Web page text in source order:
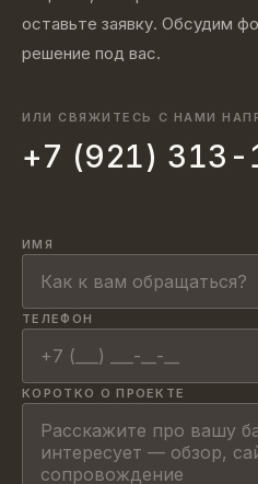
оставьте заявку. Обсудим
решение под вас.
ИЛИ СВЯЖИТЕСЬ С НАМИ
+7 (921)
ИМЯ
ТЕЛЕФОН
КОРОТКО О ПРОЕКТЕ